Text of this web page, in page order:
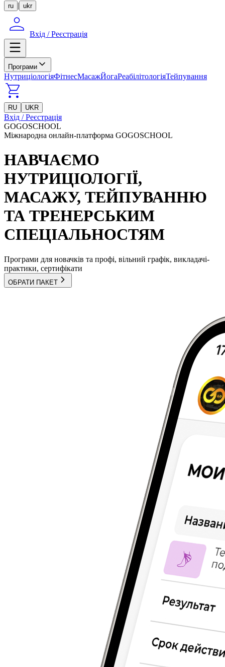
ru | ukr
Вхід / Реєстрація
Програми
НутриціологіяФітнесМасажЙогаРеабілітологіяТейпування
RU UKR
Вхід / Реєстрація
GOGOSCHOOL
Міжнародна онлайн-платформа GOGOSCHOOL
НАВЧАЄМО
НУТРИЦІОЛОГІЇ,
МАСАЖУ, ТЕЙПУВАННЮ
ТА ТРЕНЕРСЬКИМ
СПЕЦІАЛЬНОСТЯМ
Програми для новачків та профі, вільний графік, викладачі-
практики, сертифікати
ОБРАТИ ПАКЕТ